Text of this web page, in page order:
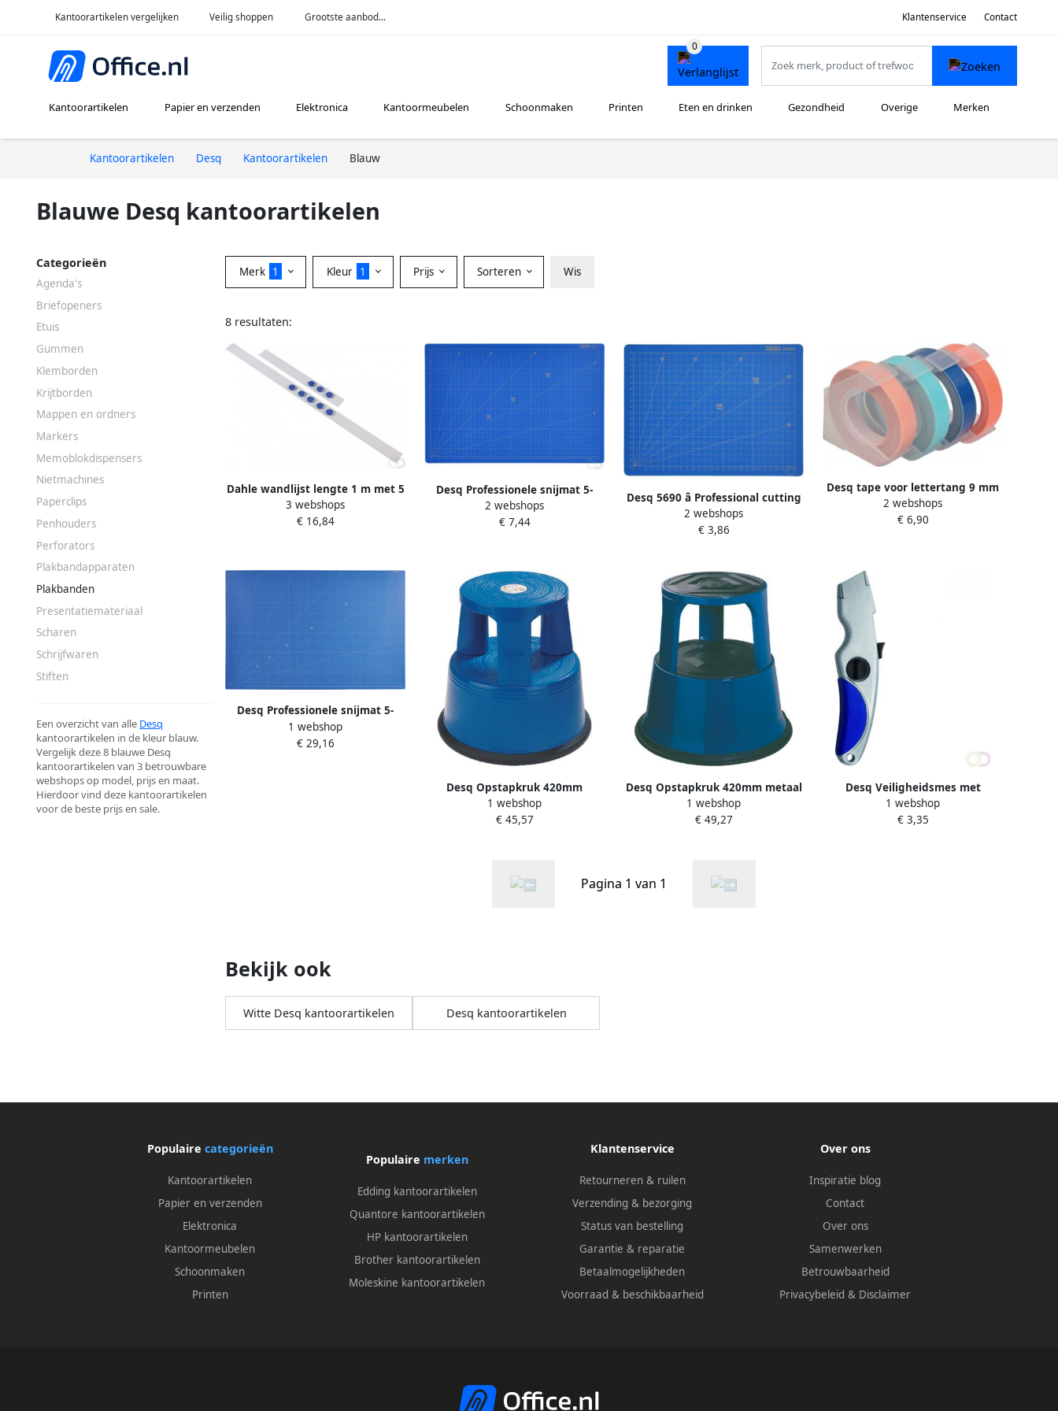
Kantoorartikelen vergelijken Veilig shoppen Grootste aanbod... Klantenservice Contact
Kantoorartikelen Papier en verzenden Elektronica Kantoormeubelen Schoonmaken Printen Eten en drinken Gezondheid Overige Merken
Kantoorartikelen Desq Kantoorartikelen Blauw
Blauwe Desq kantoorartikelen
Categorieën
Agenda's
Briefopeners
Etuis
Gummen
Klemborden
Krijtborden
Mappen en ordners
Markers
Memoblokdispensers
Nietmachines
Paperclips
Penhouders
Perforators
Plakbandapparaten
Plakbanden
Presentatiemateriaal
Scharen
Schrijfwaren
Stiften
Een overzicht van alle Desq
kantoorartikelen in de kleur blauw.
Vergelijk deze 8 blauwe Desq
kantoorartikelen van 3 betrouwbare
webshops op model, prijs en maat.
Hierdoor vind deze kantoorartikelen
voor de beste prijs en sale.
Merk 1 Kleur 1 Prijs Sorteren Wis
8 resultaten:
Dahle wandlijst lengte 1 m met 5
blauwe magneten diameter 32
mm
3 webshops
€ 16,84
Desq Professionele snijmat 5-
laags blauw ft 30 x 45 cm
2 webshops
€ 7,44
Desq 5690 â Professional cutting
mat 22Ã30 cm â 5 layers
2 webshops
€ 3,86
Desq tape voor lettertang 9 mm
trendy blister van 4 kleuren
2 webshops
€ 6,90
Desq Professionele snijmat 5-
laags blauw ft 60 x 90 cm
1 webshop
€ 29,16
Desq Opstapkruk 420mm
kunststof blauw
1 webshop
€ 45,57
Desq Opstapkruk 420mm metaal
blauw
1 webshop
€ 49,27
Desq Veiligheidsmes met
terugschietfunctie incl. 1
reservemesjes
1 webshop
€ 3,35
Pagina 1 van 1
Bekijk ook
Witte Desq kantoorartikelen Desq kantoorartikelen
Populaire categorieën
Kantoorartikelen
Papier en verzenden
Elektronica
Kantoormeubelen
Schoonmaken
Printen
Populaire merken
Edding kantoorartikelen
Quantore kantoorartikelen
HP kantoorartikelen
Brother kantoorartikelen
Moleskine kantoorartikelen
Klantenservice
Retourneren & ruilen
Verzending & bezorging
Status van bestelling
Garantie & reparatie
Betaalmogelijkheden
Voorraad & beschikbaarheid
Over ons
Inspiratie blog
Contact
Over ons
Samenwerken
Betrouwbaarheid
Privacybeleid & Disclaimer